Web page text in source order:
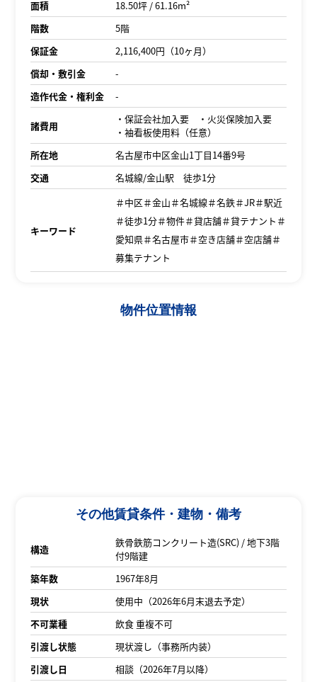
面積
18.50坪 / 61.16m²
階数
5階
保証金
2,116,400円（10ヶ月）
償却・敷引金
-
造作代金・権利金
-
諸費用
・保証会社加入要 ・火災保険加入要
・袖看板使用料（任意）
所在地
名古屋市中区金山1丁目14番9号
交通
名城線/金山駅 徒歩1分
キーワード
＃中区＃金山＃名城線＃名鉄＃JR＃駅近
＃徒歩1分＃物件＃貸店舗＃貸テナント＃
愛知県＃名古屋市＃空き店舗＃空店舗＃
募集テナント
物件位置情報
その他賃貸条件・建物・備考
構造
鉄骨鉄筋コンクリート造(SRC) / 地下3階
付9階建
築年数
1967年8月
現状
使用中（2026年6月末退去予定）
不可業種
飲食 重複不可
引渡し状態
現状渡し（事務所内装）
引渡し日
相談（2026年7月以降）